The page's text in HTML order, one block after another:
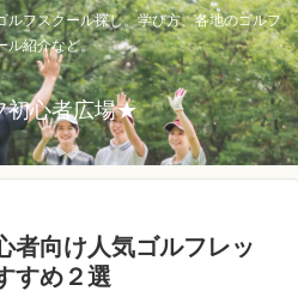
ルフスクール探し。学び方、各地のゴルフ
ル紹介など。
初心者広場★
者向け人気ゴルフレッ
すめ２選